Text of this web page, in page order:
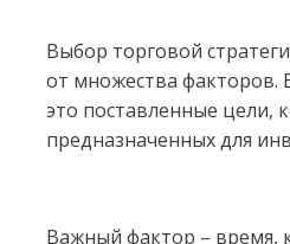
Выбор торговой
от множества факторов.
это поставленные цели,
предназначенных для
Важный фактор – время,